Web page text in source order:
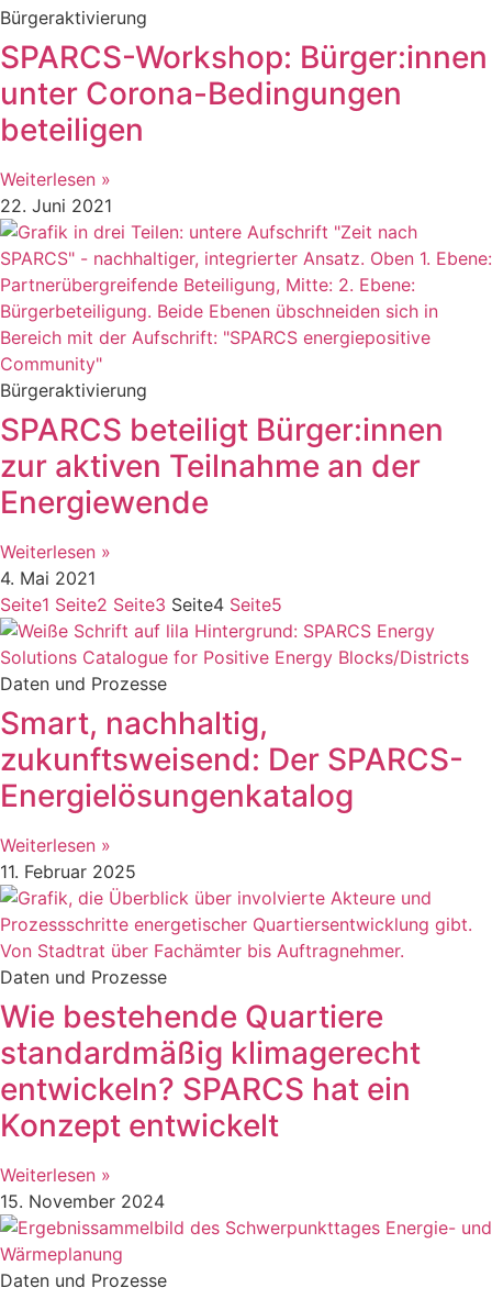
Bürgeraktivierung
SPARCS-Workshop: Bürger:innen
unter Corona-Bedingungen
beteiligen
Weiterlesen »
22. Juni 2021
Bürgeraktivierung
SPARCS beteiligt Bürger:innen
zur aktiven Teilnahme an der
Energiewende
Weiterlesen »
4. Mai 2021
Seite1 Seite2 Seite3 Seite4 Seite5
Daten und Prozesse
Smart, nachhaltig,
zukunftsweisend: Der SPARCS-
Energielösungenkatalog
Weiterlesen »
11. Februar 2025
Daten und Prozesse
Wie bestehende Quartiere
standardmäßig klimagerecht
entwickeln? SPARCS hat ein
Konzept entwickelt
Weiterlesen »
15. November 2024
Daten und Prozesse